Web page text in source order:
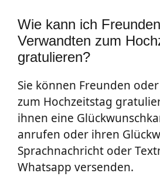
Wie kann ich
Verwandten zum
gratulieren?
Sie können Freunden
zum Hochzeitstag
ihnen eine
anrufen oder ihren
Sprachnachricht oder
Whatsapp versenden.